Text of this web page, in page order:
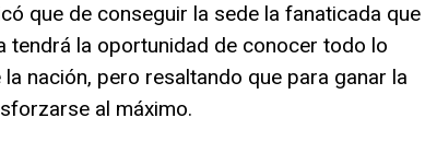
que de conseguir la sede la fanaticada que
tendrá la oportunidad de conocer todo lo
nación, pero resaltando que para ganar la
al máximo.